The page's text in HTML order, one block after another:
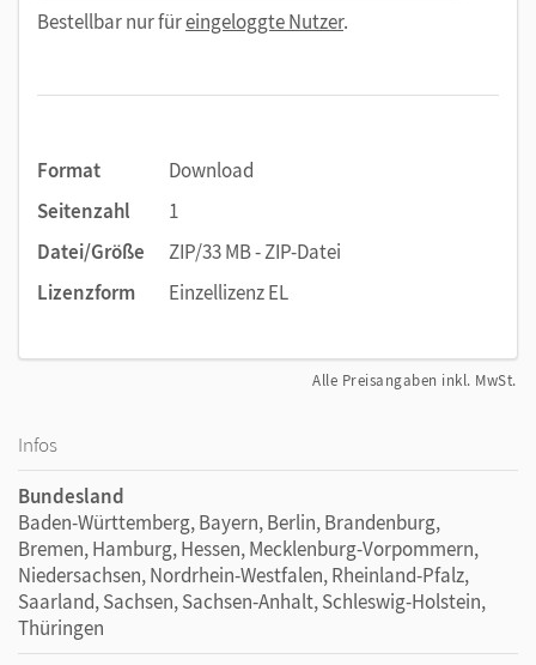
Bestellbar nur füreingeloggte Nutzer.
Format
Download
Seitenzahl
1
Datei/Größe
ZIP/33 MB - ZIP-Datei
Lizenzform
Einzellizenz EL
Alle Preisangaben inkl. MwSt.
Infos
Bundesland
Baden-Württemberg, Bayern, Berlin, Brandenburg,
Bremen, Hamburg, Hessen, Mecklenburg-Vorpommern,
Niedersachsen, Nordrhein-Westfalen, Rheinland-Pfalz,
Saarland, Sachsen, Sachsen-Anhalt, Schleswig-Holstein,
Thüringen